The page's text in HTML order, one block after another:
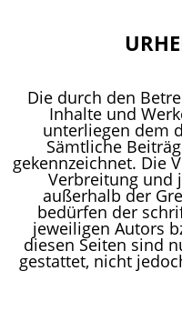
Die durch den
Inhalte und
unterliegen dem
Sämtliche
gekennzeichnet. Die
Verbreitung und
außerhalb der
bedürfen der
jeweiligen Autors
diesen Seiten sind
gestattet, nicht